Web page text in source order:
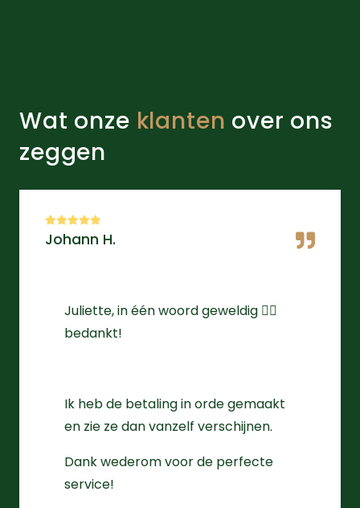
Wat onze klanten over ons
zeggen
Johann H.
Juliette, in één woord geweldig 👌🏻
bedankt!
Ik heb de betaling in orde gemaakt
en zie ze dan vanzelf verschijnen.
Dank wederom voor de perfecte
service!